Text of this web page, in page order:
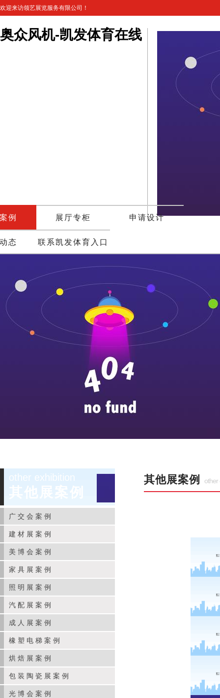
欢迎来访领艺展览服务有限公司！
奥众风机-凯发体育在线
例 展厅专柜 申请设计
态 联系凯发体育入口
other exhibition
其他展案例
广交会案例
建材展案例
美博会案例
家具展案例
照明展案例
汽配展案例
成人展案例
橡塑电梯案例
烘焙展案例
包装陶瓷展案例
光博会案例
其他展案例 other